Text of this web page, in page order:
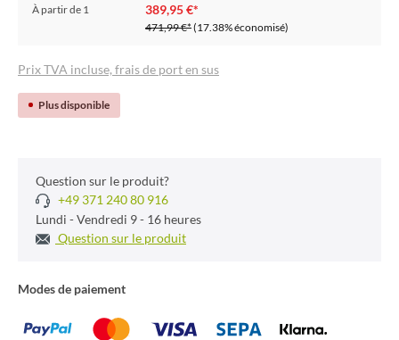
À partir de 1 389,95 €*
471,99 €*(17.38% économisé)
Prix TVA incluse, frais de port en sus
Plus disponible
Question sur le produit?
+49 371 240 80 916
Lundi - Vendredi 9 - 16 heures
Question sur le produit
Modes de paiement